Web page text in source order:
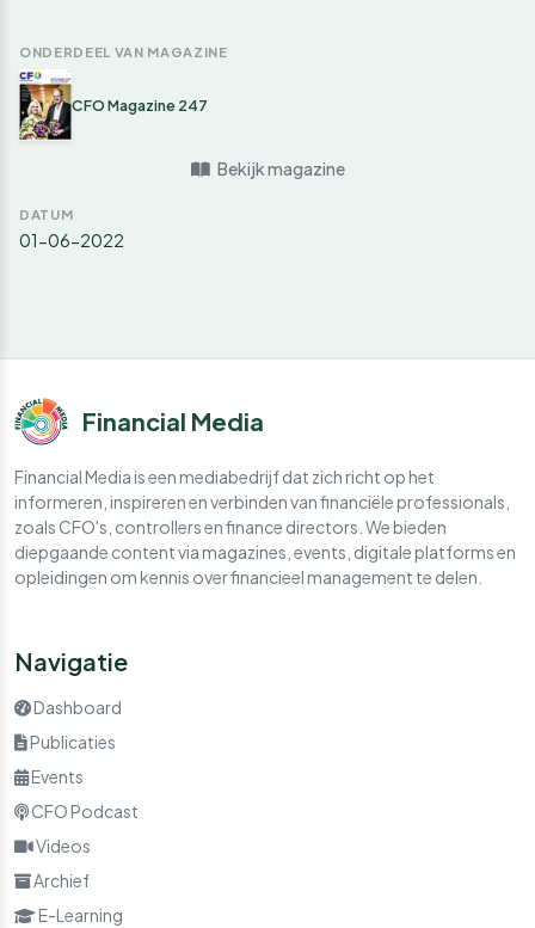
ONDERDEEL VAN MAGAZINE
CFO Magazine 247
Bekijk magazine
DATUM
01-06-2022
Financial Media
Financial Media is een mediabedrijf dat zich richt op het
informeren, inspireren en verbinden van financiële professionals,
zoals CFO's, controllers en finance directors. We bieden
diepgaande content via magazines, events, digitale platforms en
opleidingen om kennis over financieel management te delen.
Navigatie
Dashboard
Publicaties
Events
CFO Podcast
Videos
Archief
E-Learning